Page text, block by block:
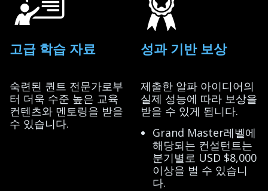
고급 학습 자료
숙련된 퀀트 전문가로부
터 더욱 수준 높은 교육
컨텐츠와 멘토링을 받을
수 있습니다.
성과 기반 보상
제출한 알파 아이디어의
실제 성능에 따라 보상을
받을 수 있게 됩니다.
Grand Master레벨에
해당되는 컨설턴트는
분기별로 USD $8,000
이상을 벌 수 있습니
다.